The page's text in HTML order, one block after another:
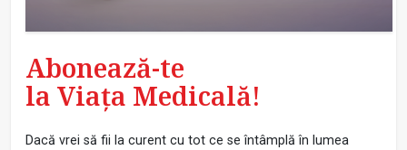
Abonează-te
la Viața Medicală!
Dacă vrei să fii la curent cu tot ce se întâmplă în lumea